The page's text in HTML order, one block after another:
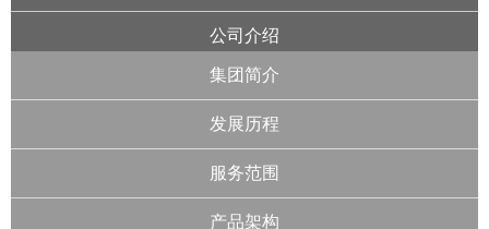
公司介绍
集团简介
发展历程
服务范围
产品架构